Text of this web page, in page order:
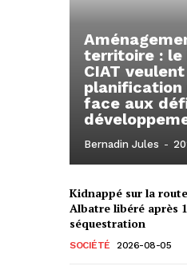
territoire : le
CIAT
planification
face aux
Bernadin Jules -
Kidnappé sur la
Albatre libéré après
séquestration
SOCIÉTÉ 2026-08-05